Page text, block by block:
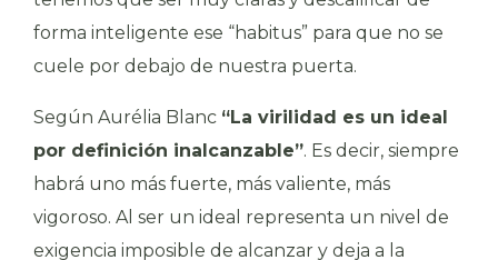
forma inteligente ese “habitus” para que no se
cuele por debajo de nuestra puerta.
Según Aurélia Blanc “La virilidad es un ideal
por definición inalcanzable”. Es decir, siempre
habrá uno más fuerte, más valiente, más
vigoroso. Al ser un ideal representa un nivel de
exigencia imposible de alcanzar y deja a la